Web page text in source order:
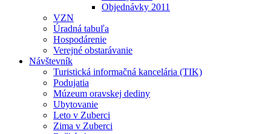
Objednávky 2011
VZN
Úradná tabuľa
Hospodárenie
Verejné obstarávanie
Návštevník
Turistická informačná kancelária (TIK)
Podujatia
Múzeum oravskej dediny
Ubytovanie
Leto v Zuberci
Zima v Zuberci